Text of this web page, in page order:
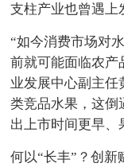
支柱产业也曾遇上
“如今消费市场对
前就可能面临农产
业发展中心副主任
类竞品水果，这倒
出上市时间更早、
何以“长丰”？创新